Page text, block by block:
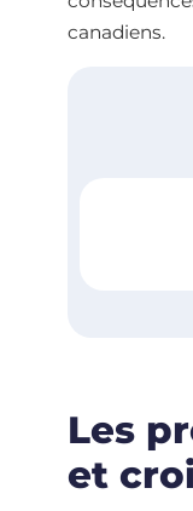
canadiens.
Les
et